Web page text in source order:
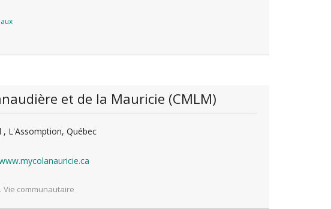
et de la Mauricie (CMLM)
, L'Assomption, Québec
, Vie communautaire